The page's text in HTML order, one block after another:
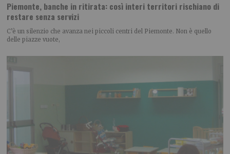
Piemonte, banche in ritirata: così interi territori rischiano di
restare senza servizi
C’è un silenzio che avanza nei piccoli centri del Piemonte. Non è quello
delle piazze vuote,